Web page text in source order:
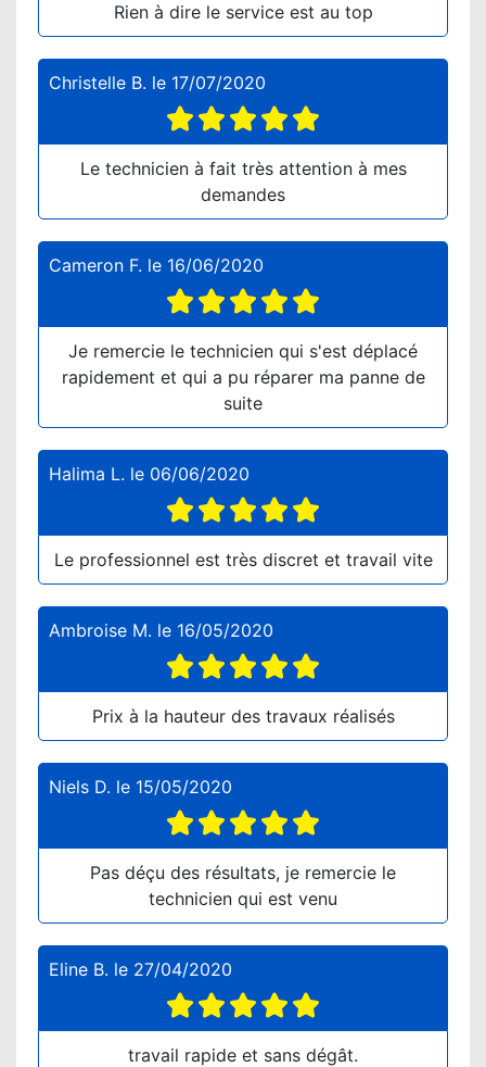
Rien à dire le service est au top
Christelle B. le 17/07/2020
Le technicien à fait très attention à mes
demandes
Cameron F. le 16/06/2020
Je remercie le technicien qui s'est déplacé
rapidement et qui a pu réparer ma panne de
suite
Halima L. le 06/06/2020
Le professionnel est très discret et travail vite
Ambroise M. le 16/05/2020
Prix à la hauteur des travaux réalisés
Niels D. le 15/05/2020
Pas déçu des résultats, je remercie le
technicien qui est venu
Eline B. le 27/04/2020
travail rapide et sans dégât.